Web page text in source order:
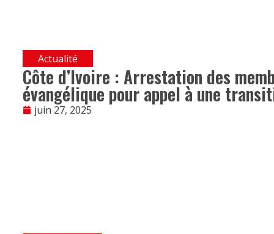
Actualité
Côte d’Ivoire : Arrestation des
évangélique pour appel à une
juin 27, 2025